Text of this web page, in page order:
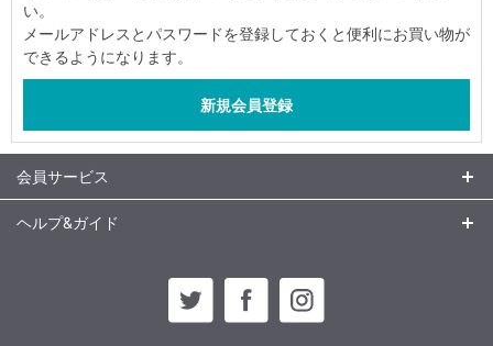
い。
メールアドレスとパスワードを登録しておくと便利にお買い物が
できるようになります。
会員サービス
ヘルプ&ガイド